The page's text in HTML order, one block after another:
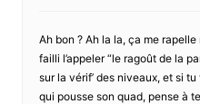
Ah bon ? Ah la la, ça me
failli l’appeler “le ragoût de la
sur la vérif’ des niveaux, et si tu
qui pousse son quad, pense à